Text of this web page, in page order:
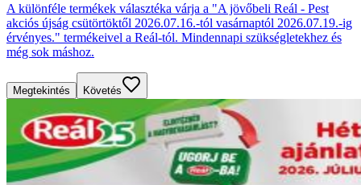
A különféle termékek választéka várja a "A jövőbeli Reál - Pest
akciós újság csütörtöktől 2026.07.16.-tól vasárnaptól 2026.07.19.-ig
érvényes." termékeivel a Reál-tól. Mindennapi szükségletekhez és
még sok máshoz.
Megtekintés Követés